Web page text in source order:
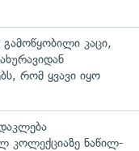
კაცი,
რომ ყვავი იყო
კოლექციაზე ნაწილ-